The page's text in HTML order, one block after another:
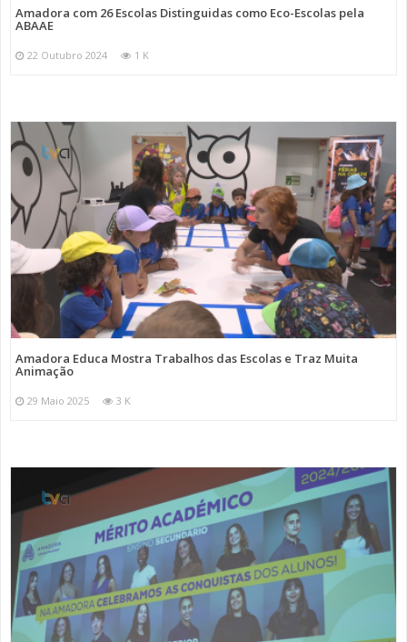
Amadora com 26 Escolas Distinguidas como Eco-Escolas pela
ABAAE
22 Outubro 2024 1 K
Amadora Educa Mostra Trabalhos das Escolas e Traz Muita
Animação
29 Maio 2025 3 K